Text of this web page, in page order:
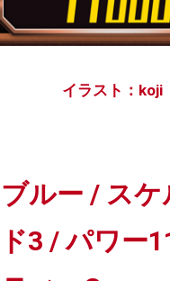
イラスト：koji
ルー / ス
3 / パワー